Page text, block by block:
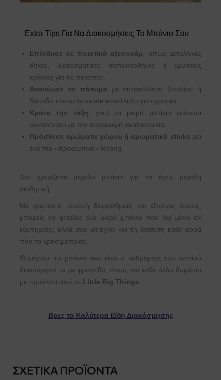
Extra Tips Για Να Διακοσμήσεις Το Μπάνιο Σου
Επένδυσε σε ποιοτικά αξεσουάρ , όπως μεταλλικές
θήκες, διακοσμητικές σαπουνοθήκες ή χρυσούς
κρίκους για τις πετσέτες.
Ανανέωσε το πάτωμα με αυτοκόλλητα βινυλίου ή
δάπεδο τύπου laminate κατάλληλο για υγρασία.
Κράτα την τάξη , γιατί το μικρό μπάνιο φαίνεται
ακατάστατο με την παραμικρή ακαταστασία.
Πρόσθεσε αρώματα χώρου ή αρωματικά sticks για
ένα πιο «προσωπικό» feeling.
Δεν χρειάζεται μεγάλο μπάνιο για να έχεις μεγάλη
αισθητική.
Με φαντασία, σωστή διαρρύθμιση και έξυπνες λύσεις,
μπορείς να φτιάξεις ένα μικρό μπάνιο που όχι μόνο σε
εξυπηρετεί, αλλά σου φτιάχνει και τη διάθεση κάθε φορά
που το χρησιμοποιείς.
Θυμήσου: το μπάνιο σου είναι ο καθρέφτης του σπιτιού
διακόσμησέ το με φροντίδα, όπως και κάθε άλλο δωμάτιο
με προϊόντα από το Little Big Things
Βρες τα Καλύτερα Είδη Διακόσμησης
ΣΧΕΤΙΚΆ ΠΡΟΪΌΝΤΑ